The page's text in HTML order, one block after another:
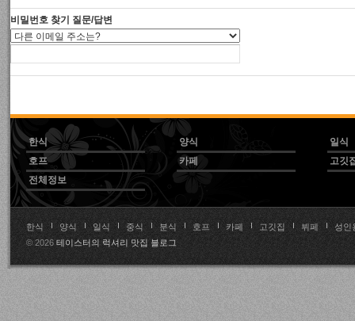
비밀번호 찾기 질문/답변
한식 양식
일식
호프
카페
고깃
전체정보
한식 양식 일식 중식 분식 호프 카페 고깃집 뷔페
성인
© 2026 테이스터의 럭셔리 맛집 블로그